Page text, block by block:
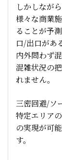
しかしなが
様々な商業
ることが予
口/出口があ
内外問わず
混雑状況の
れません。
三密回避/ソ
特定エリア
の実現が可
す。